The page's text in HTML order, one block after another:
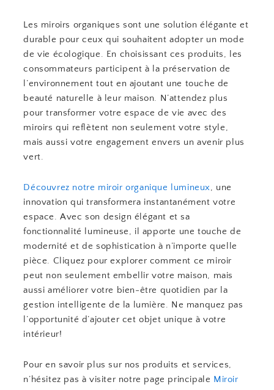
Les miroirs organiques sont une solution élégante et
durable pour ceux qui souhaitent adopter un mode
de vie écologique. En choisissant ces produits, les
consommateurs participent à la préservation de
l’environnement tout en ajoutant une touche de
beauté naturelle à leur maison. N’attendez plus
pour transformer votre espace de vie avec des
miroirs qui reflètent non seulement votre style,
mais aussi votre engagement envers un avenir plus
vert.
Découvrez notre miroir organique lumineux, une
innovation qui transformera instantanément votre
espace. Avec son design élégant et sa
fonctionnalité lumineuse, il apporte une touche de
modernité et de sophistication à n’importe quelle
pièce. Cliquez pour explorer comment ce miroir
peut non seulement embellir votre maison, mais
aussi améliorer votre bien-être quotidien par la
gestion intelligente de la lumière. Ne manquez pas
l’opportunité d’ajouter cet objet unique à votre
intérieur!
Pour en savoir plus sur nos produits et services,
n’hésitez pas à visiter notre page principale Miroir